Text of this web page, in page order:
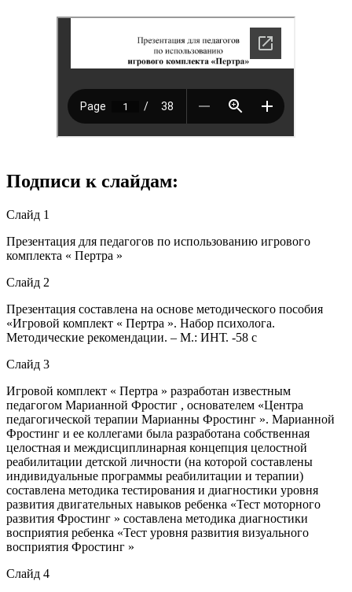
Подписи к слайдам:
Слайд 1
Презентация для педагогов по использованию игрового
комплекта « Пертра »
Слайд 2
Презентация составлена на основе методического пособия
«Игровой комплект « Пертра ». Набор психолога.
Методические рекомендации. – М.: ИНТ. -58 с
Слайд 3
Игровой комплект « Пертра » разработан известным
педагогом Марианной Фростиг , основателем «Центра
педагогической терапии Марианны Фростинг ». Марианной
Фростинг и ее коллегами была разработана собственная
целостная и междисциплинарная концепция целостной
реабилитации детской личности (на которой составлены
индивидуальные программы реабилитации и терапии)
составлена методика тестирования и диагностики уровня
развития двигательных навыков ребенка «Тест моторного
развития Фростинг » составлена методика диагностики
восприятия ребенка «Тест уровня развития визуального
восприятия Фростинг »
Слайд 4